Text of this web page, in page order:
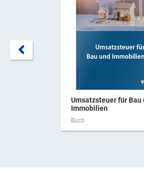
Umsatzsteuer für Bau
Immobilien
Buch